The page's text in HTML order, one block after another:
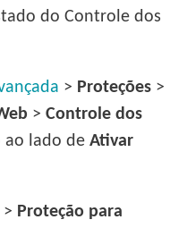
do Controle dos
> Proteções >
>Controle dos
ao lado deAtivar
> Proteção para